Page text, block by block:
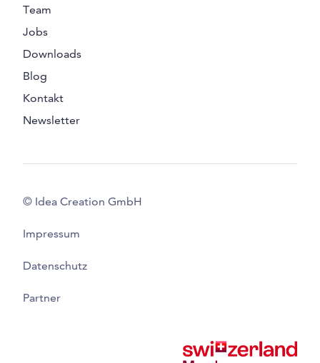
Team
Jobs
Downloads
Blog
Kontakt
Newsletter
© Idea Creation GmbH
Impressum
Datenschutz
Partner